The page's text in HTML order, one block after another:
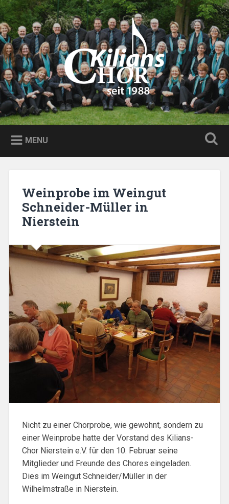
Skip
to
content
Search
Kilians Chor
Der Chor in Nierstein
MENU
Weinprobe im Weingut
Schneider-Müller in
Nierstein
Nicht zu einer Chorprobe, wie gewohnt, sondern zu
einer Weinprobe hatte der Vorstand des Kilians-
Chor Nierstein e.V. für den 10. Februar seine
Mitglieder und Freunde des Chores eingeladen.
Dies im Weingut Schneider/Müller in der
Wilhelmstraße in Nierstein.